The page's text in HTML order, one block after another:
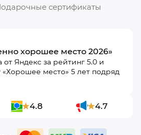
сертификаты
хорошее место 2026»
от Яндекс за рейтинг 5.0 и
«Хорошее место» 5 лет подряд
4.8 4.7